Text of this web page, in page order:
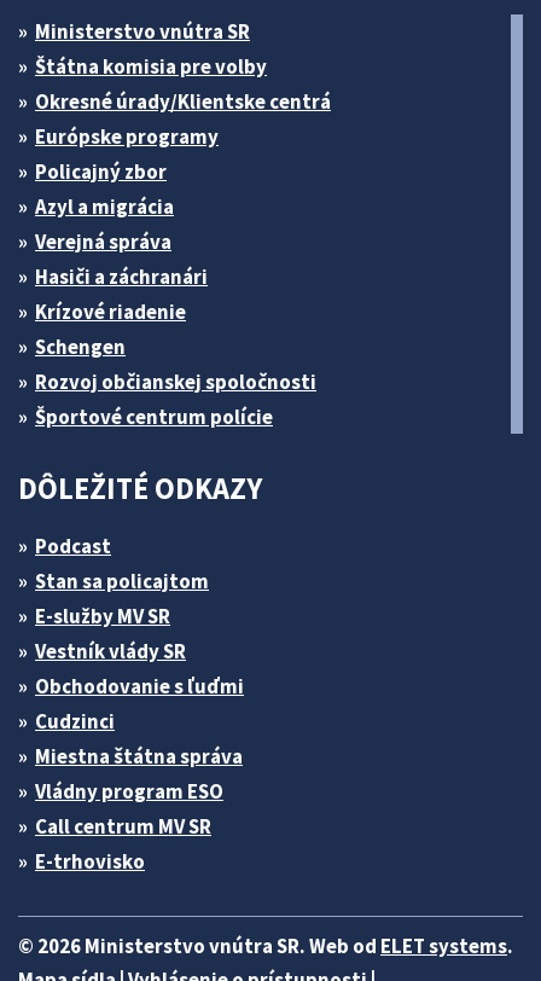
Ministerstvo vnútra SR
Štátna komisia pre volby
Okresné úrady/Klientske centrá
Európske programy
Policajný zbor
Azyl a migrácia
Verejná správa
Hasiči a záchranári
Krízové riadenie
Schengen
Rozvoj občianskej spoločnosti
Športové centrum polície
DÔLEŽITÉ ODKAZY
Podcast
Stan sa policajtom
E-služby MV SR
Vestník vlády SR
Obchodovanie s ľuďmi
Cudzinci
Miestna štátna správa
Vládny program ESO
Call centrum MV SR
E-trhovisko
© 2026 Ministerstvo vnútra SR. Web od ELET systems.